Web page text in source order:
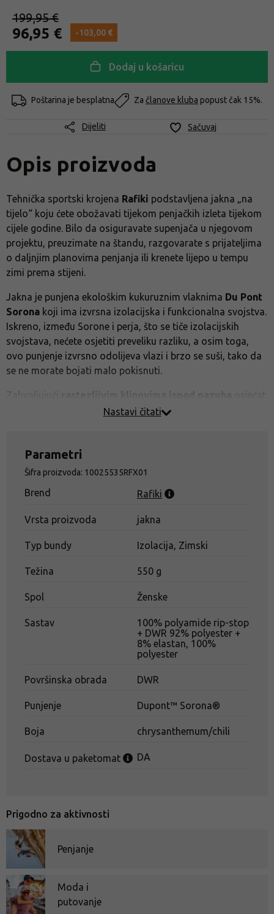
96,95 € -103,00 €
199,95 €
Dodaj u košaricu
Poštarina je besplatna Za članove kluba popust čak 15%.
Dijeliti Sačuvaj
Opis proizvoda
Tehnička sportski krojena Rafiki podstavljena jakna „na
tijelo“ koju ćete obožavati tijekom penjačkih izleta tijekom
cijele godine. Bilo da osiguravate supenjača u njegovom
projektu, preuzimate na štandu, razgovarate s prijateljima
o daljnjim planovima penjanja ili krenete lijepo u tempu
zimi prema stijeni.
Jakna je punjena ekološkim kukuruznim vlaknima Du Pont
Sorona koji ima izvrsna izolacijska i funkcionalna svojstva.
Iskreno, između Sorone i perja, što se tiče izolacijskih
svojstava, nećete osjetiti preveliku razliku, a osim toga,
ovo punjenje izvrsno odolijeva vlazi i brzo se suši, tako da
se ne morate bojati malo pokisnuti.
ćete se dobro u ovoj jakni čak i tijekom intenzivnog
što povećava toplinsku udobnost. Tu je i kompresijska
torba za pakiranje ili popularna tabela težine penjanja.
I što, jeste li ikada imali jaknu od "kukuruza"?
Nastavi čitati
Parametri
Šifra proizvoda: 10025535RFX01
Brend Rafiki
Vrsta proizvoda jakna
Typ bundy Izolacija, Zimski
Težina 550 g
Spol Ženske
Sastav
100% polyamide rip-stop
+ DWR 92% polyester +
8% elastan, 100%
polyester
Površinska obrada DWR
Punjenje Dupont™ Sorona®
Boja chrysanthemum/chili
Dostava u paketomat DA
Prigodno za aktivnosti
Penjanje
Moda i
putovanje